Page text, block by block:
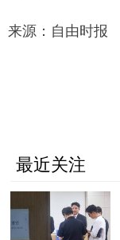
来源：自由时报
最近关注